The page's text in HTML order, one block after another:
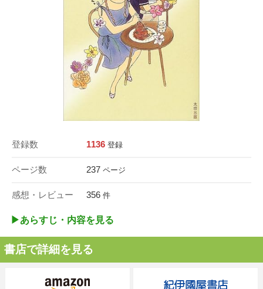
登録数 1136 登録
ページ数 237 ページ
感想・レビュー 356 件
▶︎あらすじ・内容を見る
書店で詳細を見る